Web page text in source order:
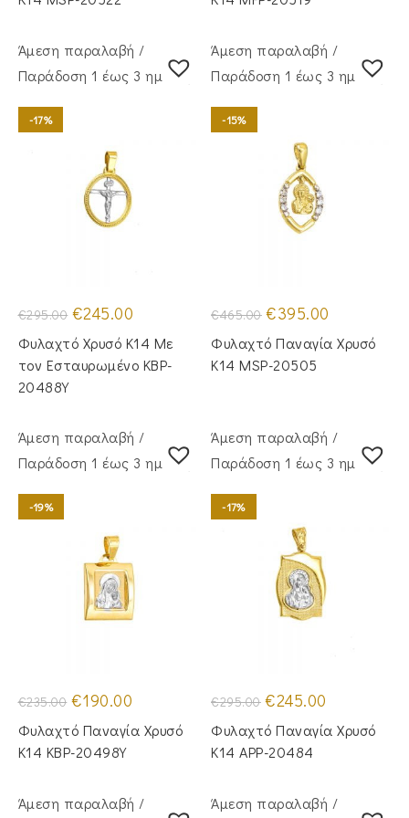
Άμεση παραλαβή /
Παράδoση 1 έως 3 ημέρες
-17%
€295.00 Original
price
was:
€295.00.
€245.00
τιμή
είναι:
€245.00.
Φυλαχτό Χρυσό Κ14 Με
τον Εσταυρωμένο KBP-
20488Y
Άμεση παραλαβή /
Παράδoση 1 έως 3 ημέρες
-15%
€465.00 Original
price
was:
€465.00.
€395.00
τιμή
είναι:
Φυλαχτό Παναγία Χρυσό
Κ14 MSP-20505
Άμεση παραλαβή /
Παράδoση 1 έως 3 ημέρες
-19%
€235.00 Original
price
was:
€235.00.
€190.00
τιμή
είναι:
Φυλαχτό Παναγία Χρυσό
Κ14 KBP-20498Y
Άμεση παραλαβή /
Παράδoση 1 έως 3 ημέρες
-17%
€295.00 Original
price
was:
€295.00.
€245.00
τιμή
είναι:
Φυλαχτό Παναγία Χρυσό
Κ14 APP-20484
Άμεση παραλαβή / Άμεση παραλαβή /